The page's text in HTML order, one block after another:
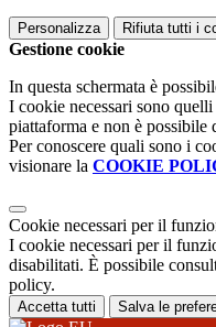
Personalizza Rifiuta tutti i
Gestione cookie
In questa schermata è
I cookie necessari sono
piattaforma e non è possibile
Per conoscere quali sono i
visionare la COOKIE
Cookie necessari per il
I cookie necessari per il
disabilitati. È possibile
policy.
Accetta tutti Salva le